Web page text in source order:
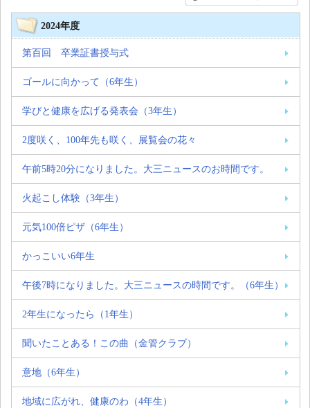
2024年度
第百回 卒業証書授与式
ゴールに向かって（6年生）
学びと健康を広げる発表会（3年生）
2度咲く、100年先も咲く、展覧会の花々
午前5時20分になりました。大三ニュースのお時間です。
火起こし体験（3年生）
元気100倍ピザ（6年生）
かっこいい6年生
午後7時になりました。大三ニュースの時間です。（6年生）
2年生になったら（1年生）
聞いたことある！この曲（金管クラブ）
意地（6年生）
地域に広がれ、健康のわ（4年生）